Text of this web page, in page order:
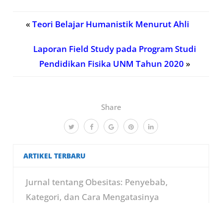
Share
« Teori Belajar Humanistik Menurut Ahli
Laporan Field Study pada Program Studi
Pendidikan Fisika UNM Tahun 2020 »
ARTIKEL TERBARU
Jurnal tentang Obesitas: Penyebab,
Kategori, dan Cara Mengatasinya